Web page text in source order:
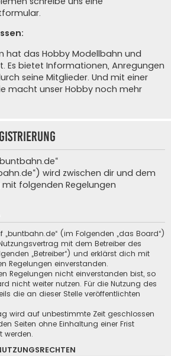
.
hat das Hobby Modellbahn und
Es bietet Informationen, Anregungen
seine Mitglieder. Und mit einer
macht unser Hobby noch mehr
wird zwischen dir und dem
folgenden Regelungen
„buntbahn.de“ (im Folgenden „das Board“)
mit dem Betreiber des
„Betreiber“) und erklärst dich mit
Regelungen einverstanden.
Regelungen nicht einverstanden bist, so
nicht weiter nutzen. Für die Nutzung des
die an dieser Stelle veröffentlichten
wird auf unbestimmte Zeit geschlossen
Seiten ohne Einhaltung einer Frist
werden.